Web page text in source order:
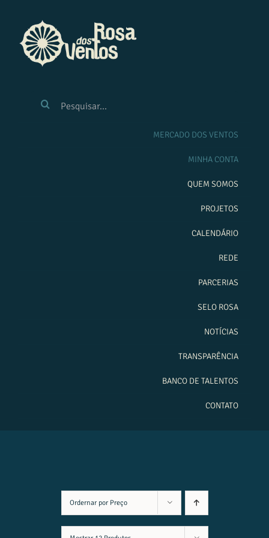
conteúdo
RESULTADOS
MERCADO DOS VENTOS
MINHA CONTA
QUEM SOMOS
PROJETOS
CALENDÁRIO
REDE
PARCERIAS
SELO ROSA
NOTÍCIAS
TRANSPARÊNCIA
BANCO DE TALENTOS
CONTATO
Ordernar por Preço